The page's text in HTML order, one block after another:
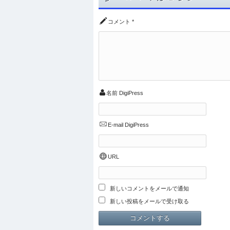
コメント *
名前 DigiPress
E-mail DigiPress
URL
新しいコメントをメールで通知
新しい投稿をメールで受け取る